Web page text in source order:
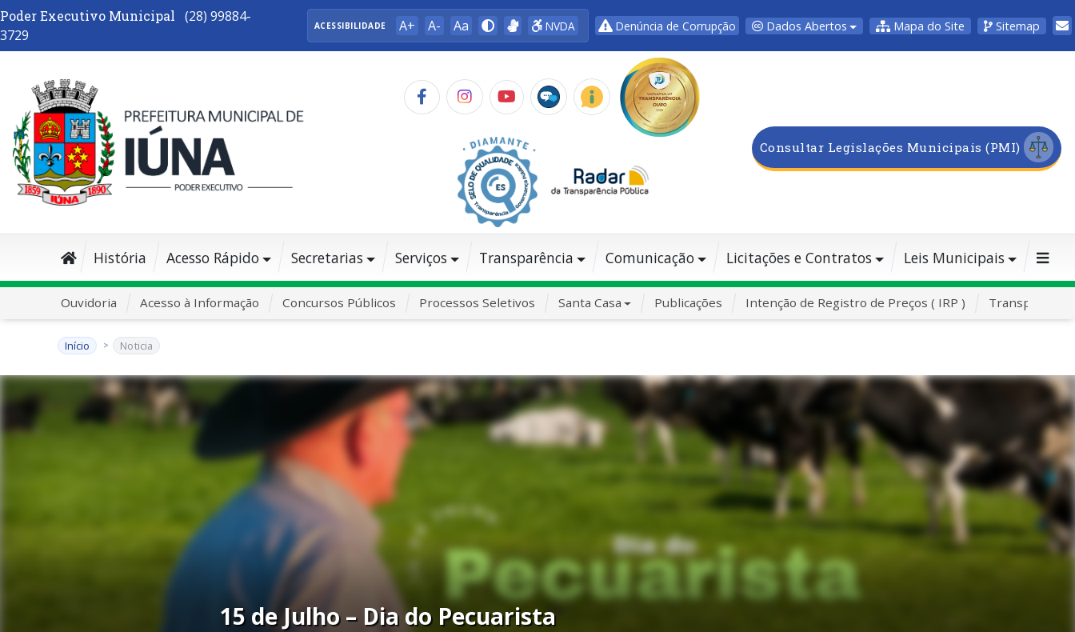
Poder Executivo Municipal
(28) 99884-
3729
ACESSIBILIDADE A+ A- Aa NVDA Denúncia de Corrupção Dados Abertos Mapa do Site Sitemap
Consultar Legislações Municipais (PMI)
História Acesso Rápido Secretarias Serviços Transparência Comunicação Licitações e Contratos Leis Municipais
Ouvidoria Acesso à Informação Concursos Públicos Processos Seletivos Santa Casa Publicações Intenção de Registro de Preços ( IRP ) Transporte
Início Noticia
15 de Julho – Dia do Pecuarista